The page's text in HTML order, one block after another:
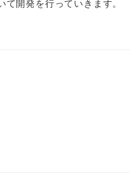
開発を行っていきます。